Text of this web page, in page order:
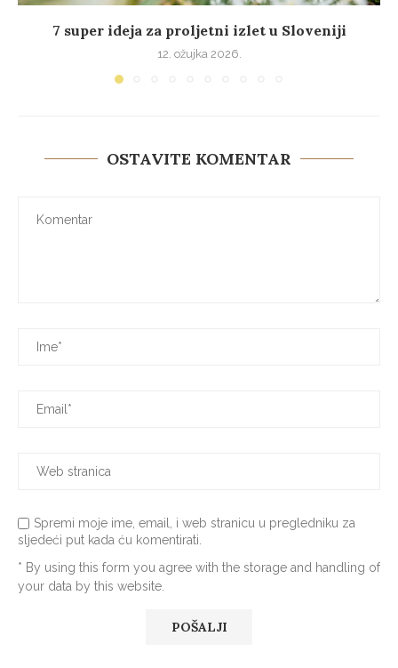
7 super ideja za proljetni izlet u Sloveniji
12. ožujka 2026.
OSTAVITE KOMENTAR
Spremi moje ime, email, i web stranicu u pregledniku za
sljedeći put kada ću komentirati.
* By using this form you agree with the storage and handling of
your data by this website.